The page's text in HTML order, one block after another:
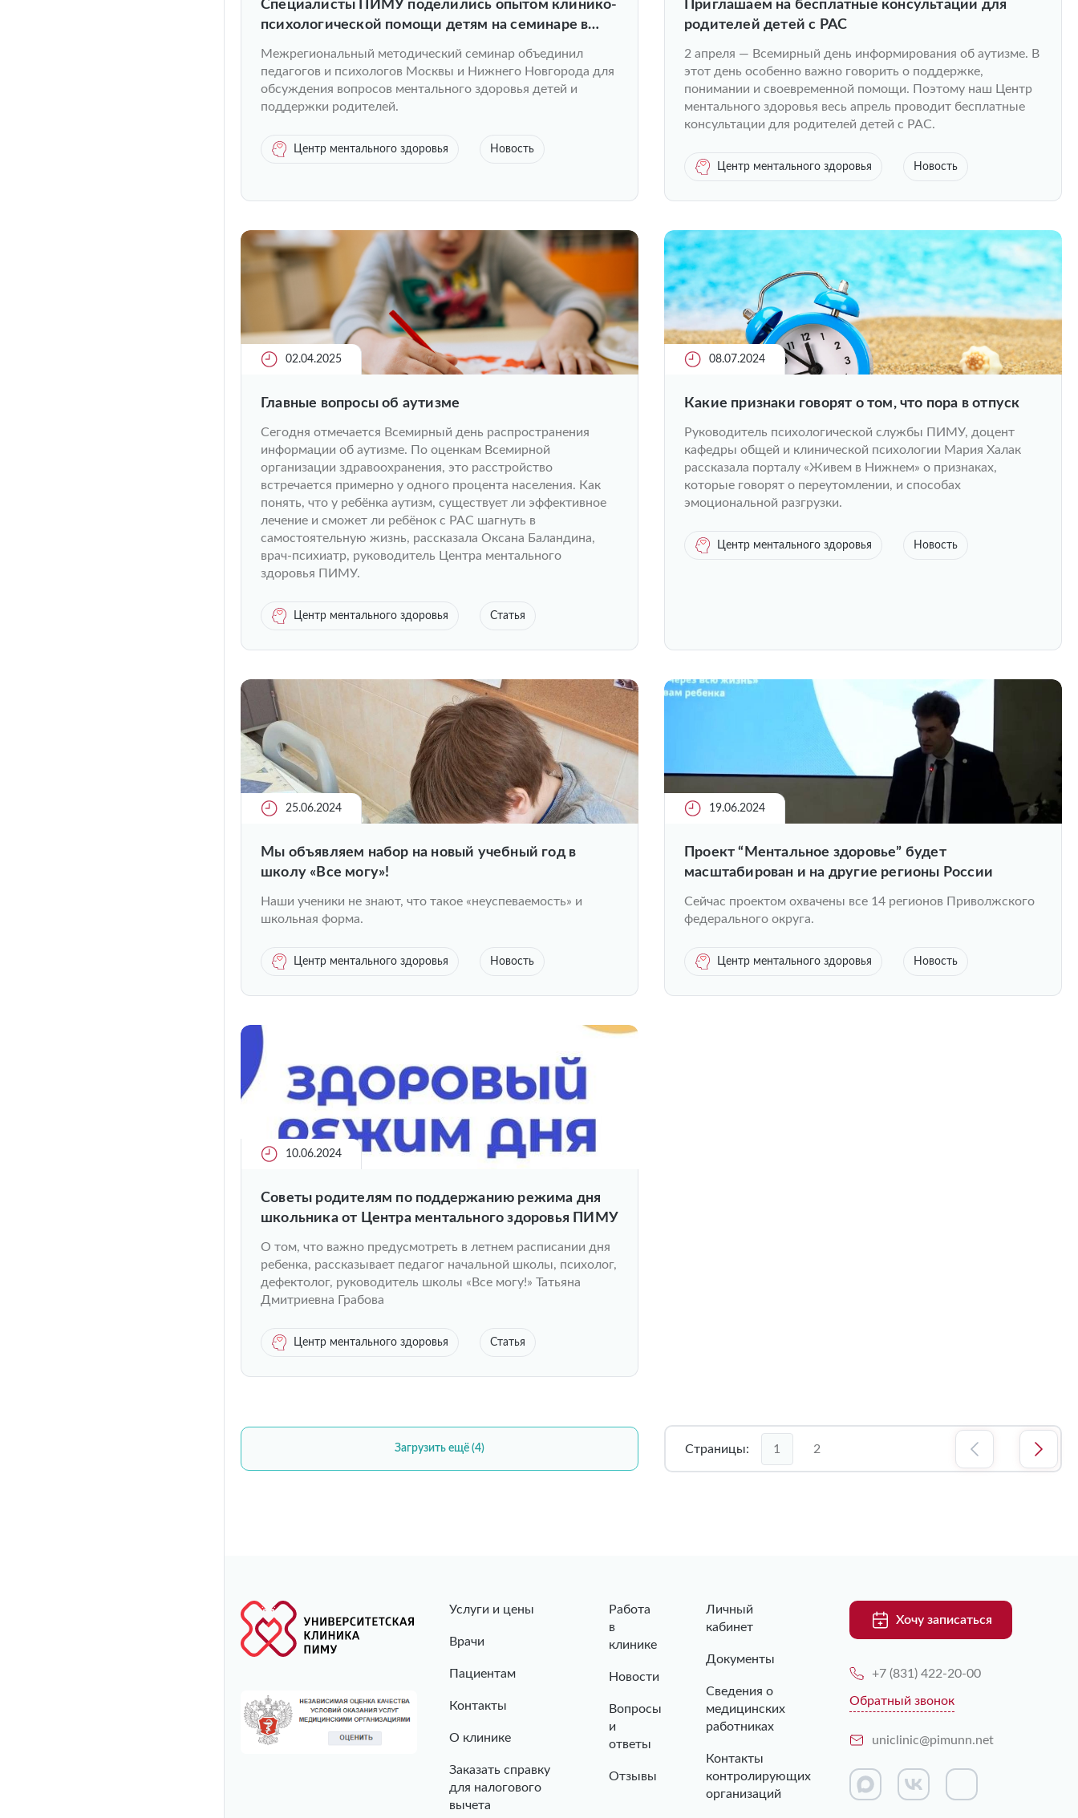
Специалисты ПИМУ поделились опытом клинико-
психологической помощи детям на семинаре в
Межрегиональный методический семинар объединил
педагогов и психологов Москвы и Нижнего Новгорода для
обсуждения вопросов ментального здоровья детей и
поддержки родителей.
Центр ментального здоровья Новость
Приглашаем на бесплатные консультации для
родителей детей с РАС
2 апреля — Всемирный день информирования об аутизме. В
этот день особенно важно говорить о поддержке,
понимании и своевременной помощи. Поэтому наш Центр
ментального здоровья весь апрель проводит бесплатные
консультации для родителей детей с РАС.
Центр ментального здоровья Новость
02.04.2025
Главные вопросы об аутизме
Сегодня отмечается Всемирный день распространения
информации об аутизме. По оценкам Всемирной
организации здравоохранения, это расстройство
встречается примерно у одного процента населения. Как
понять, что у ребёнка аутизм, существует ли эффективное
лечение и сможет ли ребёнок с РАС шагнуть в
самостоятельную жизнь, рассказала Оксана Баландина,
врач-психиатр, руководитель Центра ментального
здоровья ПИМУ.
Центр ментального здоровья Статья
08.07.2024
Какие признаки говорят о том, что пора в отпуск
Руководитель психологической службы ПИМУ, доцент
кафедры общей и клинической психологии Мария Халак
рассказала порталу «Живем в Нижнем» о признаках,
которые говорят о переутомлении, и способах
эмоциональной разгрузки.
Центр ментального здоровья Новость
25.06.2024
Мы объявляем набор на новый учебный год в
школу «Все могу»!
Наши ученики не знают, что такое «неуспеваемость» и
школьная форма.
Центр ментального здоровья Новость
19.06.2024
Проект “Ментальное здоровье” будет
масштабирован и на другие регионы России
Сейчас проектом охвачены все 14 регионов Приволжского
федерального округа.
Центр ментального здоровья Новость
10.06.2024
Советы родителям по поддержанию режима дня
школьника от Центра ментального здоровья ПИМУ
О том, что важно предусмотреть в летнем расписании дня
ребенка, рассказывает педагог начальной школы, психолог,
дефектолог, руководитель школы «Все могу!» Татьяна
Дмитриевна Грабова
Центр ментального здоровья Статья
Загрузить ещё (4) Страницы: 1 2
Услуги и цены
Врачи
Пациентам
Контакты
О клинике
Заказать справку
для налогового
вычета
Работа
в
клинике
Новости
Вопросы
и
ответы
Отзывы
Личный
кабинет
Документы
Сведения о
медицинских
работниках
Контакты
контролирующих
организаций
Хочу записаться
+7 (831) 422-20-00
Обратный звонок
uniclinic@pimunn.net